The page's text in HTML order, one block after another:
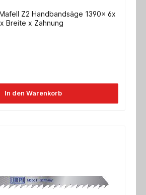
Z2 Handbandsäge 1390x 6x
Breite x Zahnung
In den Warenkorb